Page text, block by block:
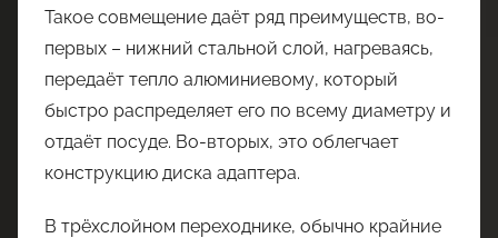
Такое совмещение даёт ряд преимуществ, во-
первых – нижний стальной слой, нагреваясь,
передаёт тепло алюминиевому, который
быстро распределяет его по всему диаметру и
отдаёт посуде. Во-вторых, это облегчает
конструкцию диска адаптера.
В трёхслойном переходнике, обычно крайние